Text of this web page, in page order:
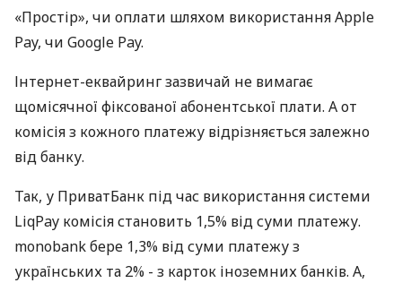
«Простір», чи оплати шляхом використання Apple
Pay, чи Google Pay.
Інтернет-еквайринг зазвичай не вимагає
щомісячної фіксованої абонентської плати. А от
комісія з кожного платежу відрізняється залежно
від банку.
Так, у ПриватБанк під час використання системи
LiqPay комісія становить 1,5% від суми платежу.
monobank бере 1,3% від суми платежу з
українських та 2% - з карток іноземних банків. А,